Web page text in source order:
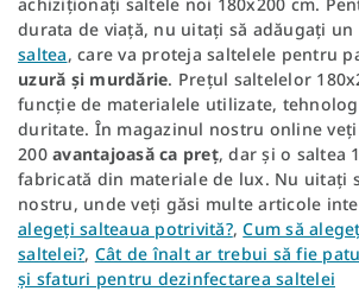
durata de viață, nu uitați să adăugați un
saltea, care va proteja saltelele pentru
uzură și murdărie. Prețul saltelelor
funcție de materialele utilizate,
duritate. În magazinul nostru online veți
200 avantajoasă ca preț, dar și o saltea
fabricată din materiale de lux. Nu uitați
nostru, unde veți găsi multe articole
alegeți salteaua potrivită?,Cum să
saltelei?, Cât de înalt ar trebui să fie
și sfaturi pentru dezinfectarea saltelei